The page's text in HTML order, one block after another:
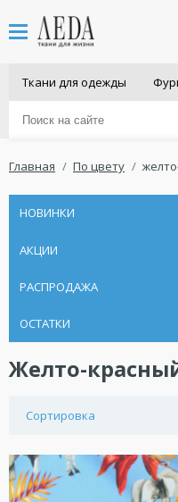
Ткани для одежды
Главная По цвету
НОВИНКИ
АКЦИИ
РАСПРОДАЖА
ОСТАТКИ
Желто-
Сортировка